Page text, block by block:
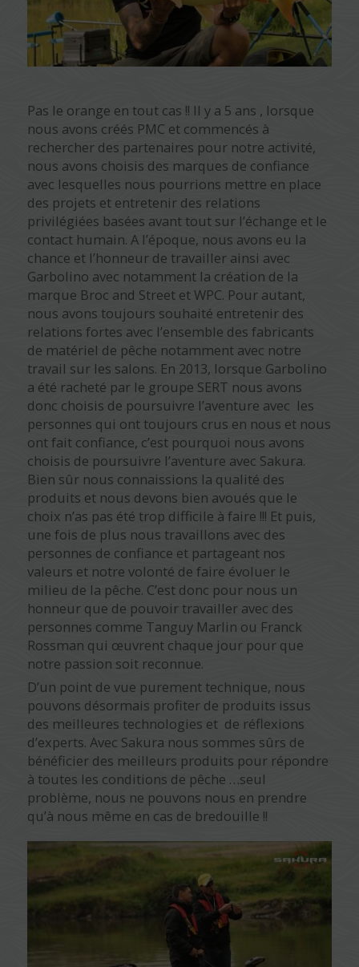
Pas le orange en tout cas !! Il y a 5 ans , lorsque
nous avons créés PMC et commencés à
rechercher des partenaires pour notre activité,
nous avons choisis des marques de confiance
avec lesquelles nous pourrions mettre en place
des projets et entretenir des relations
privilégiées basées avant tout sur l’échange et le
contact humain. A l’époque, nous avons eu la
chance et l’honneur de travailler ainsi avec
Garbolino avec notamment la création de la
marque Broc and Street et WPC. Pour autant,
nous avons toujours souhaité entretenir des
relations fortes avec l’ensemble des fabricants
de matériel de pêche notamment avec notre
travail sur les salons. En 2013, lorsque Garbolino
a été racheté par le groupe SERT nous avons
donc choisis de poursuivre l’aventure avec les
personnes qui ont toujours crus en nous et nous
ont fait confiance, c’est pourquoi nous avons
choisis de poursuivre l’aventure avec Sakura.
Bien sûr nous connaissions la qualité des
produits et nous devons bien avoués que le
choix n’as pas été trop difficile à faire !!! Et puis,
une fois de plus nous travaillons avec des
personnes de confiance et partageant nos
valeurs et notre volonté de faire évoluer le
milieu de la pêche. C’est donc pour nous un
honneur que de pouvoir travailler avec des
personnes comme Tanguy Marlin ou Franck
Rossman qui œuvrent chaque jour pour que
notre passion soit reconnue.
D’un point de vue purement technique, nous
pouvons désormais profiter de produits issus
des meilleures technologies et de réflexions
d’experts. Avec Sakura nous sommes sûrs de
bénéficier des meilleurs produits pour répondre
à toutes les conditions de pêche …seul
problème, nous ne pouvons nous en prendre
qu’à nous même en cas de bredouille !!